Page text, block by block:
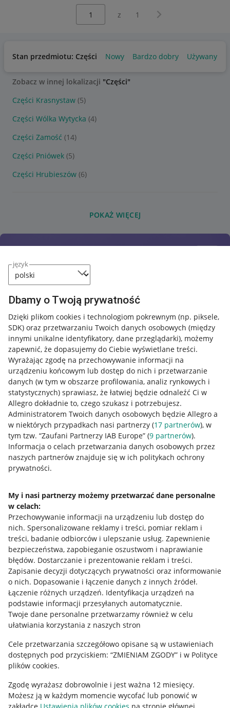
język
Dbamy o Twoją prywatność
Dzięki plikom cookies i technologiom pokrewnym (np. piksele,
SDK) oraz przetwarzaniu Twoich danych osobowych (między
innymi unikalne identyfikatory, dane przeglądarki), możemy
zapewnić, że dopasujemy do Ciebie wyświetlane treści.
Wyrażając zgodę na przechowywanie informacji na
urządzeniu końcowym lub dostęp do nich i przetwarzanie
danych (w tym w obszarze profilowania, analiz rynkowych i
statystycznych) sprawiasz, że łatwiej będzie odnaleźć Ci w
Allegro dokładnie to, czego szukasz i potrzebujesz.
Administratorem Twoich danych osobowych będzie Allegro a
w niektórych przypadkach nasi partnerzy (17 partnerów), w
tym tzw. “Zaufani Partnerzy IAB Europe” (9 partnerów).
Informacja o celach przetwarzania danych osobowych przez
naszych partnerów znajduje się w ich politykach ochrony
prywatności.
My i nasi partnerzy możemy przetwarzać dane personalne
w celach:
Przechowywanie informacji na urządzeniu lub dostęp do
nich. Spersonalizowane reklamy i treści, pomiar reklam i
treści, badanie odbiorców i ulepszanie usług. Zapewnienie
bezpieczeństwa, zapobieganie oszustwom i naprawianie
błędów. Dostarczanie i prezentowanie reklam i treści.
Zapisanie decyzji dotyczących prywatności oraz informowanie
o nich. Dopasowanie i łączenie danych z innych źródeł.
Łączenie różnych urządzeń. Identyfikacja urządzeń na
podstawie informacji przesyłanych automatycznie.
Twoje dane personalne przetwarzamy również w celu
ułatwiania korzystania z naszych stron
Cele przetwarzania szczegółowo opisane są w ustawieniach
dostępnych pod przyciskiem: “ZMIENIAM ZGODY” i w Polityce
plików cookies.
Zgodę wyrażasz dobrowolnie i jest ważna 12 miesięcy.
Możesz ją w każdym momencie wycofać lub ponowić w
z 1 Następna strona
Stan przedmiotu: Części Nowy Bardzo dobry Używany
Zobacz w innej lokalizacji "Części"
Części Krasnystaw (5)
Części Wólka Wytycka (4)
Części Zamość (14)
Części Pniówek (5)
Części Hrubieszów (6)
POKAŻ WIĘCEJ
Przydatne informacje
Jak to działa
Allegro Gadane dla sprzedających
Allegro Gadane dla kupujących
Mapa miejscowości
Informacje prawne
Regulamin
Polityka plików "cookies"
Ustawienia plików "cookies"
Udostępnianie lokalizacji
Informacje dla Aktu o Usługach Cyfrowych
Pobierz aplikację